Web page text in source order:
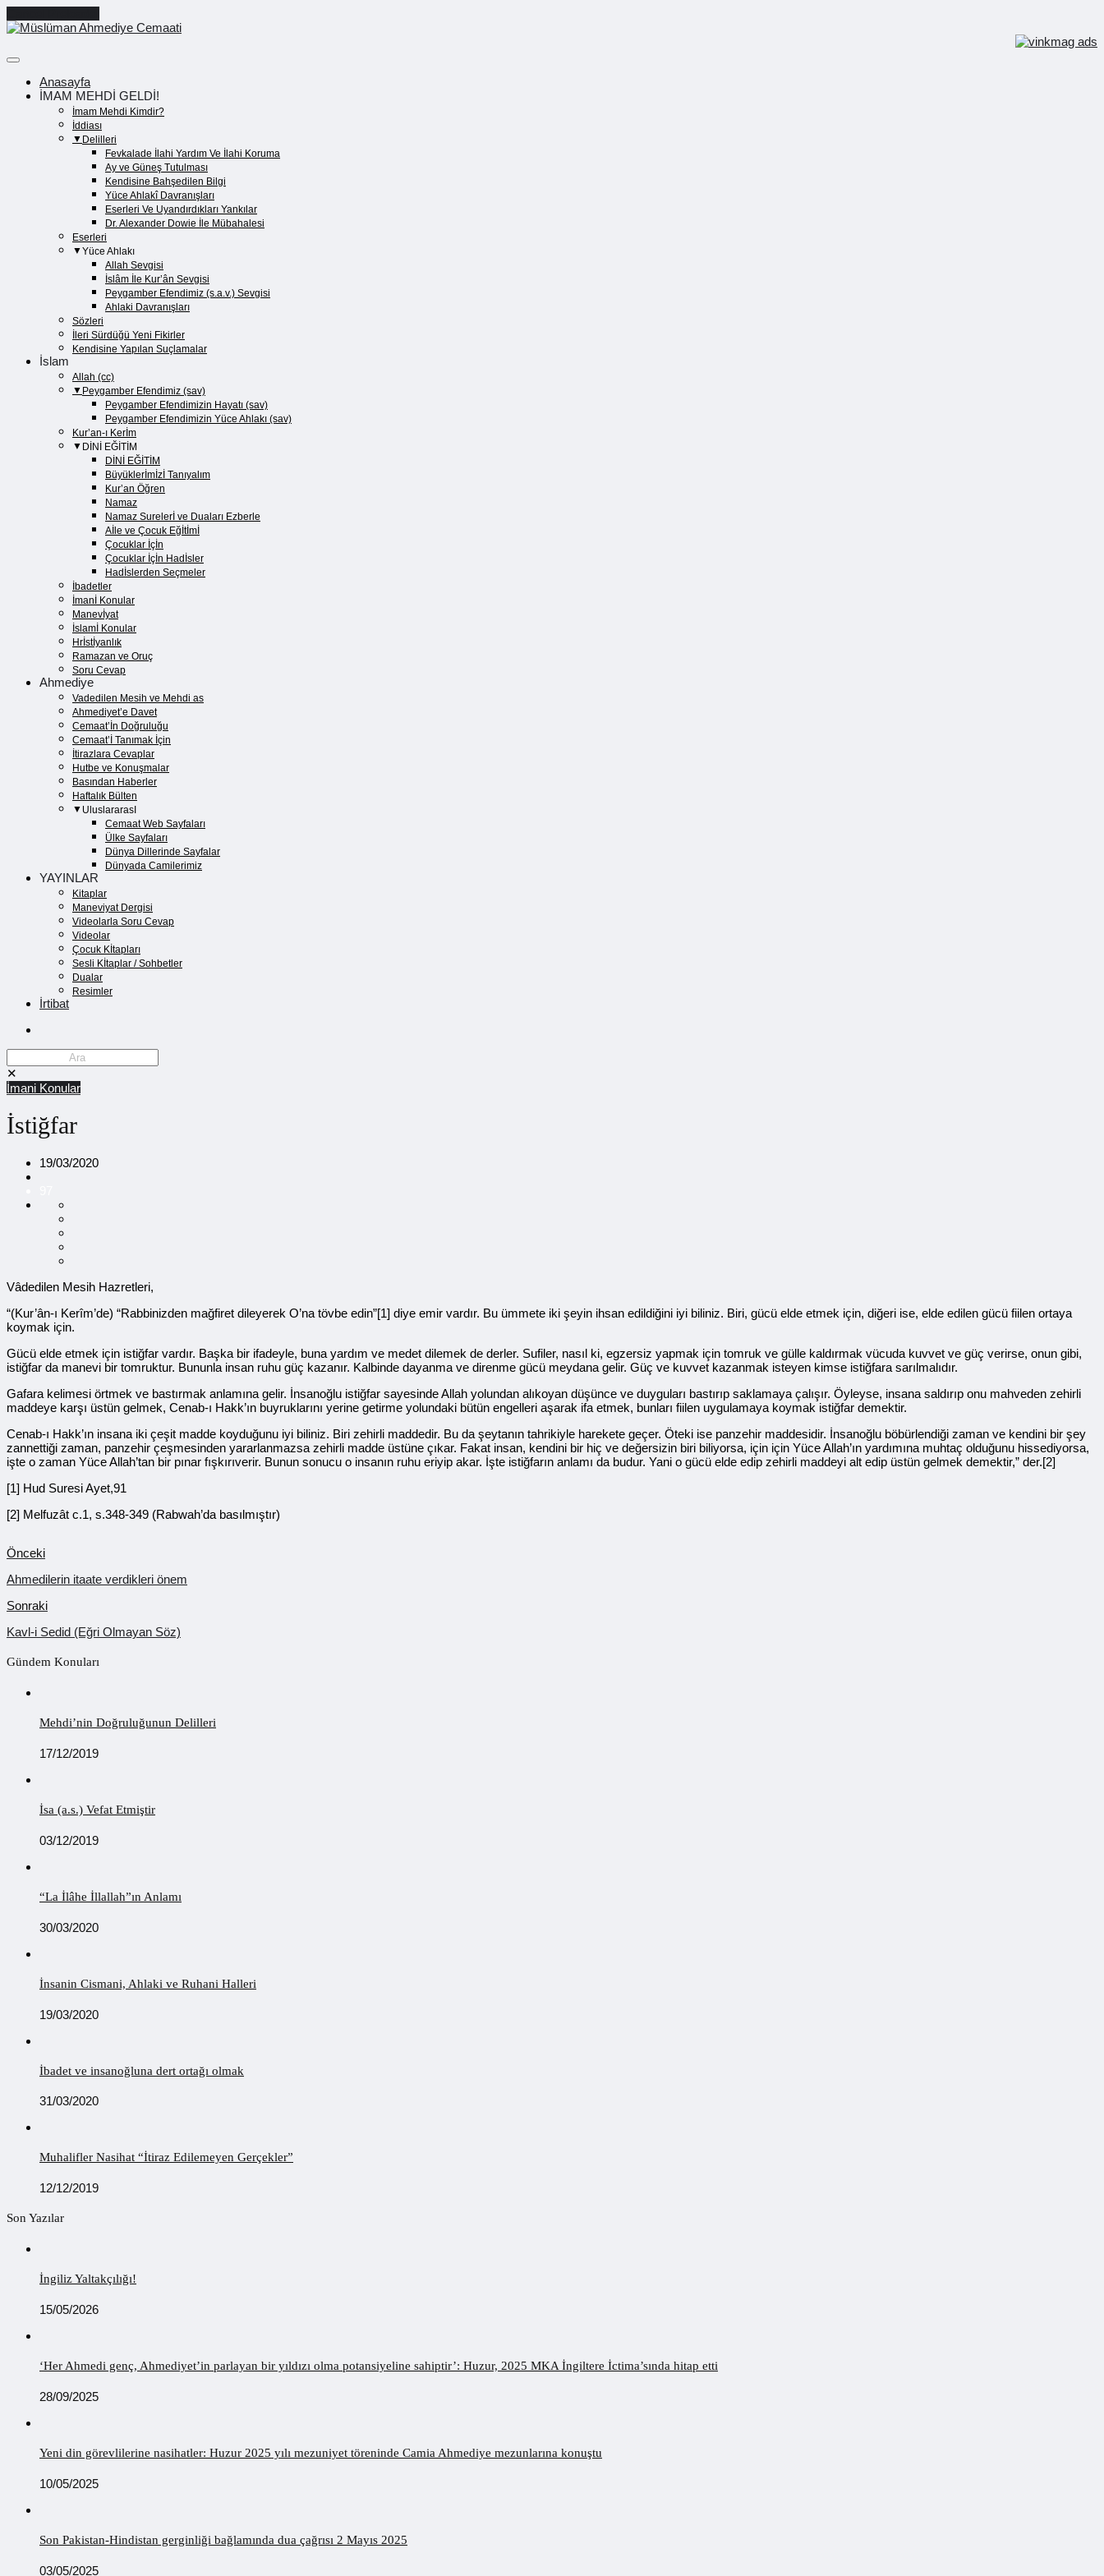
Anasayfa
İMAM MEHDİ GELDİ!
İmam Mehdi Kimdir?
İddiası
Delilleri
Fevkalade İlahi Yardım Ve İlahi Koruma
Ay ve Güneş Tutulması
Kendisine Bahşedilen Bilgi
Yüce Ahlakî Davranışları
Eserleri Ve Uyandırdıkları Yankılar
Dr. Alexander Dowie İle Mübahalesi
Eserleri
Yüce Ahlakı
Allah Sevgisi
İslâm İle Kur’ân Sevgisi
Peygamber Efendimiz (s.a.v.) Sevgisi
Ahlaki Davranışları
Sözleri
İleri Sürdüğü Yeni Fikirler
Kendisine Yapılan Suçlamalar
İslam
Allah (cc)
Peygamber Efendimiz (sav)
Peygamber Efendimizin Hayatı (sav)​
Peygamber Efendimizin Yüce Ahlakı (sav)​
Kur’an-ı Kerİm
DİNİ EĞİTİM
DİNİ EĞİTİM
Büyüklerİmİzİ Tanıyalım
Kur’an Öğren
Namaz
Namaz Surelerİ ve Duaları Ezberle
Aİle ve Çocuk Eğİtİmİ
Çocuklar İçİn
Çocuklar İçİn Hadİsler
Hadİslerden Seçmeler
İbadetler
İmanİ Konular
Manevİyat
İslamİ Konular
Hrİstİyanlık
Ramazan ve Oruç
Soru Cevap
Ahmediye
Vadedilen Mesih ve Mehdi as
Ahmediyet’e Davet
Cemaat’İn Doğruluğu
Cemaat’İ Tanımak İçin
İtirazlara Cevaplar
Hutbe ve Konuşmalar
Basından Haberler
Haftalık Bülten
UluslararasI
Cemaat Web Sayfaları
Ülke Sayfaları
Dünya Dillerinde Sayfalar
Dünyada Camilerimiz
YAYINLAR
Kitaplar
Maneviyat Dergisi
Videolarla Soru Cevap
Videolar
Çocuk Kİtapları
Sesli Kİtaplar / Sohbetler
Dualar
Resimler
İrtibat
✕
İmani Konular
İstiğfar
19/03/2020
Vâdedilen Mesih Hazretleri,
“(Kur’ân-ı Kerîm’de) “Rabbinizden mağfiret dileyerek O’na tövbe edin”[1] diye emir vardır. Bu ümmete iki şeyin ihsan edildiğini iyi biliniz. Biri, gücü elde etmek için, diğeri ise, elde edilen gücü fiilen ortaya
koymak için.
Gücü elde etmek için istiğfar vardır. Başka bir ifadeyle, buna yardım ve medet dilemek de derler. Sufiler, nasıl ki, egzersiz yapmak için tomruk ve gülle kaldırmak vücuda kuvvet ve güç verirse, onun gibi,
istiğfar da manevi bir tomruktur. Bununla insan ruhu güç kazanır. Kalbinde dayanma ve direnme gücü meydana gelir. Güç ve kuvvet kazanmak isteyen kimse istiğfara sarılmalıdır.
Gafara kelimesi örtmek ve bastırmak anlamına gelir. İnsanoğlu istiğfar sayesinde Allah yolundan alıkoyan düşünce ve duyguları bastırıp saklamaya çalışır. Öyleyse, insana saldırıp onu mahveden zehirli
maddeye karşı üstün gelmek, Cenab-ı Hakk’ın buyruklarını yerine getirme yolundaki bütün engelleri aşarak ifa etmek, bunları fiilen uygulamaya koymak istiğfar demektir.
Cenab-ı Hakk’ın insana iki çeşit madde koyduğunu iyi biliniz. Biri zehirli maddedir. Bu da şeytanın tahrikiyle harekete geçer. Öteki ise panzehir maddesidir. İnsanoğlu böbürlendiği zaman ve kendini bir şey
zannettiği zaman, panzehir çeşmesinden yararlanmazsa zehirli madde üstüne çıkar. Fakat insan, kendini bir hiç ve değersizin biri biliyorsa, için için Yüce Allah’ın yardımına muhtaç olduğunu hissediyorsa,
işte o zaman Yüce Allah’tan bir pınar fışkırıverir. Bunun sonucu o insanın ruhu eriyip akar. İşte istiğfarın anlamı da budur. Yani o gücü elde edip zehirli maddeyi alt edip üstün gelmek demektir,” der.[2]
[1] Hud Suresi Ayet,91
[2] Melfuzât c.1, s.348-349 (Rabwah’da basılmıştır)
Önceki
Ahmedilerin itaate verdikleri önem
Sonraki
Kavl-i Sedid (Eğri Olmayan Söz)
Gündem Konuları
Mehdi’nin Doğruluğunun Delilleri
17/12/2019
İsa (a.s.) Vefat Etmiştir
03/12/2019
“La İlâhe İllallah”ın Anlamı
30/03/2020
İnsanin Cismani, Ahlaki ve Ruhani Halleri
19/03/2020
İbadet ve insanoğluna dert ortağı olmak
31/03/2020
Muhalifler Nasihat “İtiraz Edilemeyen Gerçekler”
12/12/2019
Son Yazılar
İngiliz Yaltakçılığı!
15/05/2026
‘Her Ahmedi genç, Ahmediyet’in parlayan bir yıldızı olma potansiyeline sahiptir’: Huzur, 2025 MKA İngiltere İctima’sında hitap etti
28/09/2025
Yeni din görevlilerine nasihatler: Huzur 2025 yılı mezuniyet töreninde Camia Ahmediye mezunlarına konuştu
10/05/2025
Son Pakistan-Hindistan gerginliği bağlamında dua çağrısı 2 Mayıs 2025
03/05/2025